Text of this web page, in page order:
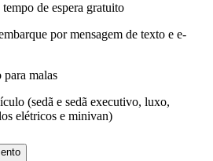
de espera gratuito
por mensagem de texto e e-
malas
(sedã e sedã executivo, luxo,
elétricos e minivan)